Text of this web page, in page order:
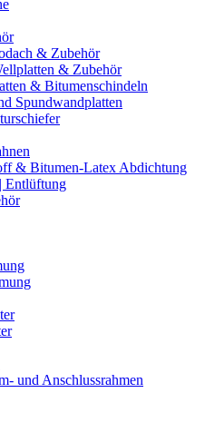
& Zubehör
& Zubehör
& Bitumenschindeln
Spundwandplatten
& Bitumen-Latex Abdichtung
Entlüftung
und Anschlussrahmen